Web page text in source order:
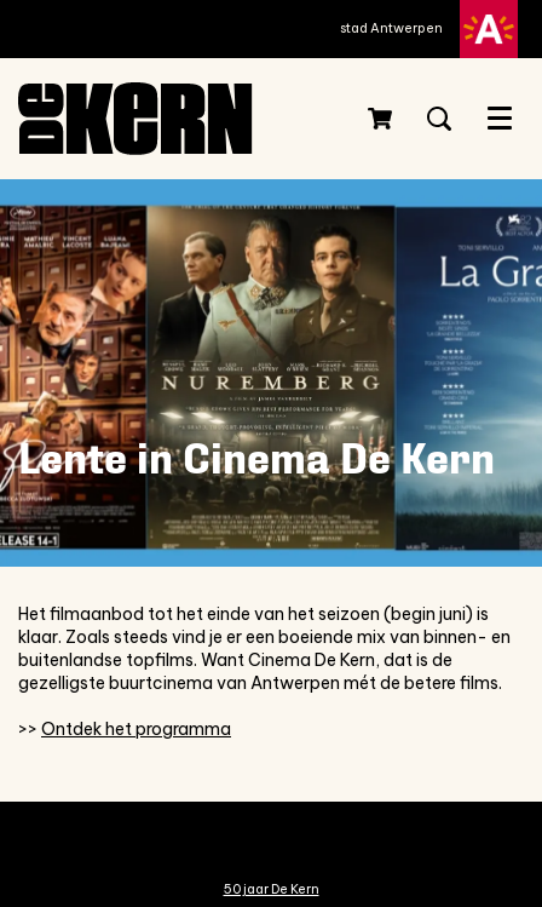
stad Antwerpen
Menu
Lente in Cinema De Kern
Het filmaanbod tot het einde van het seizoen (begin juni) is
klaar. Zoals steeds vind je er een boeiende mix van binnen- en
buitenlandse topfilms. Want Cinema De Kern, dat is de
gezelligste buurtcinema van Antwerpen mét de betere films.
>> Ontdek het programma
50 jaar De Kern